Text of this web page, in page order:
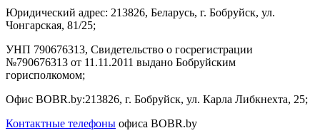
Юридический адрес: 213826, Беларусь, г. Бобруйск, ул.
Чонгарская, 81/25;
УНП 790676313, Свидетельство о госрегистрации
№790676313 от 11.11.2011 выдано Бобруйским
горисполкомом;
Офис BOBR.by:213826, г. Бобруйск, ул. Карла Либкнехта, 25;
Контактные телефоны офиса BOBR.by